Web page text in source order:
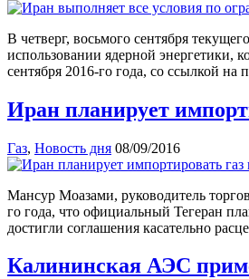
В четверг, восьмого сентября
использовании ядерной энергетики,
сентября 2016-го года, со ссылкой
Иран планирует
Газ, Новость дня 08/09/2016
Мансур Моазами, руководитель
го года, что официальный Тегеран
достигли соглашения касательно
Калининская АЭС